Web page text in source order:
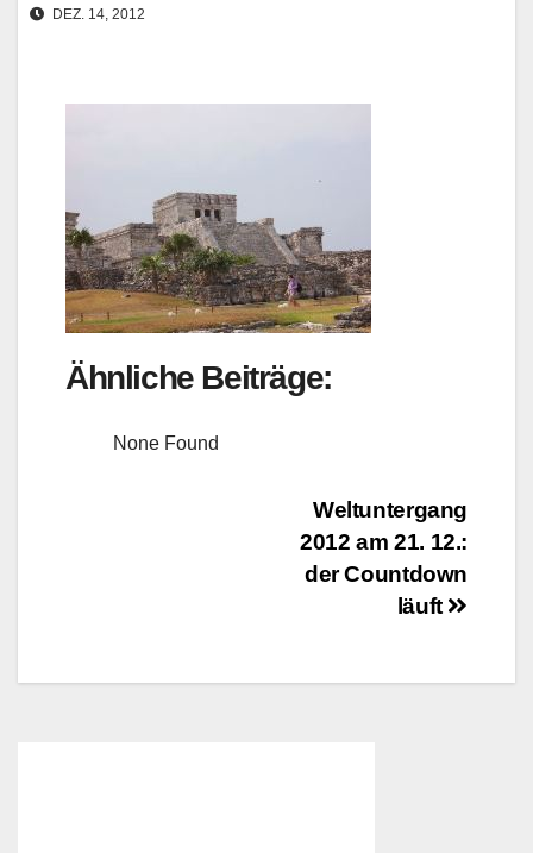
DEZ. 14, 2012
Ähnliche Beiträge:
None Found
BeitragsnavigationWeltuntergang
2012 am 21. 12.:
der Countdown
läuft